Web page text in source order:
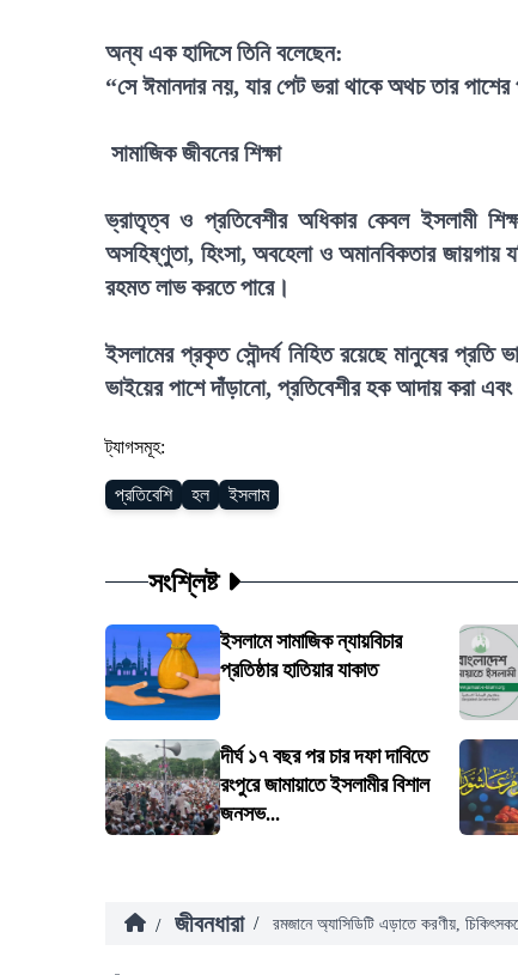
অন্য এক হাদিসে তিনি বলেছেন:
“সে ঈমানদার নয়, যার পেট ভরা থাকে অথচ তার পাশের
সামাজিক জীবনের শিক্ষা
ভ্রাতৃত্ব ও প্রতিবেশীর অধিকার কেবল ইসলামী
অসহিষ্ণুতা, হিংসা, অবহেলা ও অমানবিকতার
রহমত লাভ করতে পারে।
ইসলামের প্রকৃত সৌন্দর্য নিহিত রয়েছে মানুষের
ভাইয়ের পাশে দাঁড়ানো, প্রতিবেশীর হক আদায় করা
ট্যাগসমূহ:
প্রতিবেশি হল ইসলাম
সংশ্লিষ্ট
ইসলামে সামাজিক ন্যায়বিচার
প্রতিষ্ঠার হাতিয়ার যাকাত
দীর্ঘ ১৭ বছর পর চার দফা দাবিতে
রংপুরে জামায়াতে ইসলামীর বিশাল
জনসভ...
/ জীবনধারা / রমজানে অ্যাসিডিটি এড়াতে করণীয়,